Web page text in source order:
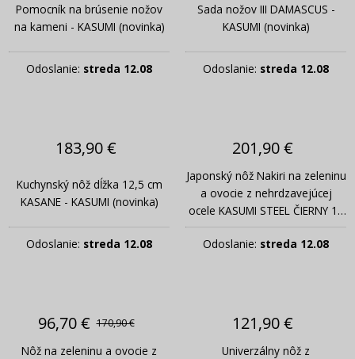
Pomocník na brúsenie nožov
na kameni - KASUMI (novinka)
Odoslanie: streda 12.08
Sada nožov III DAMASCUS -
KASUMI (novinka)
Odoslanie: streda 12.08
183,90 €
Kuchynský nôž dĺžka 12,5 cm
KASANE - KASUMI (novinka)
Odoslanie: streda 12.08
201,90 €
Japonský nôž Nakiri na zeleninu
a ovocie z nehrdzavejúcej
ocele KASUMI STEEL ČIERNY 17
cm
Odoslanie: streda 12.08
96,70 € 170,90 €
Nôž na zeleninu a ovocie z
121,90 €
Univerzálny nôž z